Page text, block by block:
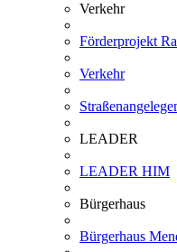
Verkehr
Förderprojekt
Verkehr
LEADER
LEADER HIM
Bürgerhaus
Bürgerhaus